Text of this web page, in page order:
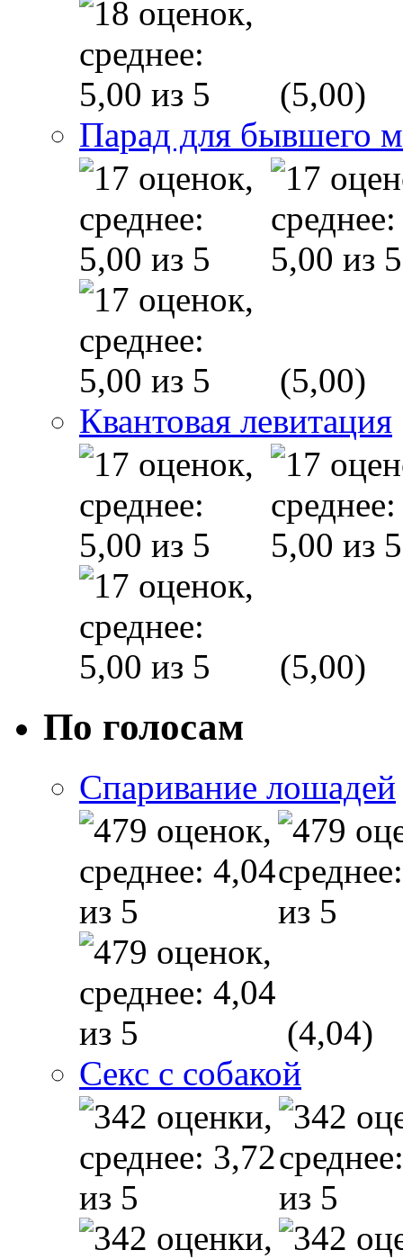
(5,00)
Парад для бывшего
(5,00)
Квантовая левитация
(5,00)
По голосам
Спаривание лошадей
(4,04)
Секс с собакой